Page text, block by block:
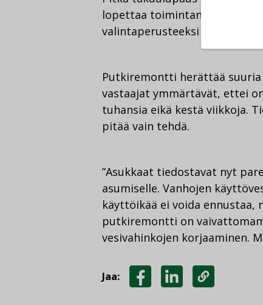
lopettaa toimintansa. Vain
valintaperusteeksi halvan
Putkiremontti herättää
vastaajat ymmärtävät, ettei
tuhansia eikä kestä viikkoja.
pitää vain tehdä.
”Asukkaat tiedostavat nyt
asumiselle. Vanhojen
käyttöikää ei voida
putkiremontti on
vesivahinkojen korjaaminen.
Jaa: